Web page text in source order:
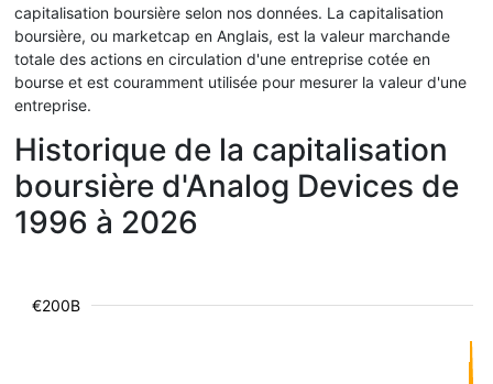
capitalisation boursière selon nos données. La capitalisation
boursière, ou marketcap en Anglais, est la valeur marchande
totale des actions en circulation d'une entreprise cotée en
bourse et est couramment utilisée pour mesurer la valeur d'une
entreprise.
Historique de la capitalisation
boursière d'Analog Devices de
1996 à 2026
€200B